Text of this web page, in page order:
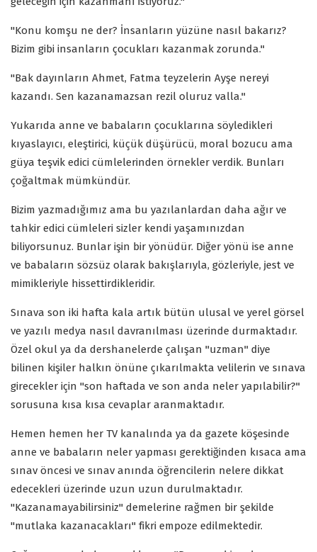
"Konu komşu ne der? İnsanların yüzüne nasıl bakarız?
Bizim gibi insanların çocukları kazanmak zorunda."
"Bak dayınların Ahmet, Fatma teyzelerin Ayşe nereyi
kazandı. Sen kazanamazsan rezil oluruz valla."
Yukarıda anne ve babaların çocuklarına söyledikleri
kıyaslayıcı, eleştirici, küçük düşürücü, moral bozucu ama
güya teşvik edici cümlelerinden örnekler verdik. Bunları
çoğaltmak mümkündür.
Bizim yazmadığımız ama bu yazılanlardan daha ağır ve
tahkir edici cümleleri sizler kendi yaşamınızdan
biliyorsunuz. Bunlar işin bir yönüdür. Diğer yönü ise anne
ve babaların sözsüz olarak bakışlarıyla, gözleriyle, jest ve
mimikleriyle hissettirdikleridir.
Sınava son iki hafta kala artık bütün ulusal ve yerel görsel
ve yazılı medya nasıl davranılması üzerinde durmaktadır.
Özel okul ya da dershanelerde çalışan "uzman" diye
bilinen kişiler halkın önüne çıkarılmakta velilerin ve sınava
girecekler için "son haftada ve son anda neler yapılabilir?"
sorusuna kısa kısa cevaplar aranmaktadır.
Hemen hemen her TV kanalında ya da gazete köşesinde
anne ve babaların neler yapması gerektiğinden kısaca ama
sınav öncesi ve sınav anında öğrencilerin nelere dikkat
edecekleri üzerinde uzun uzun durulmaktadır.
"Kazanamayabilirsiniz" demelerine rağmen bir şekilde
"mutlaka kazanacakları" fikri empoze edilmektedir.